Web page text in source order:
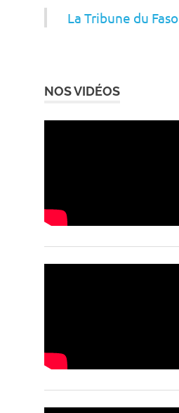
La Tribune du Faso
NOS VIDÉOS